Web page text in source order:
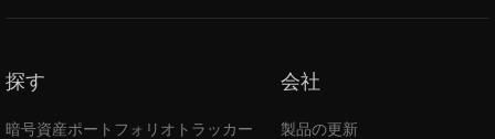
探す
暗号資産ポートフォリオトラッカー
会社
製品の更新